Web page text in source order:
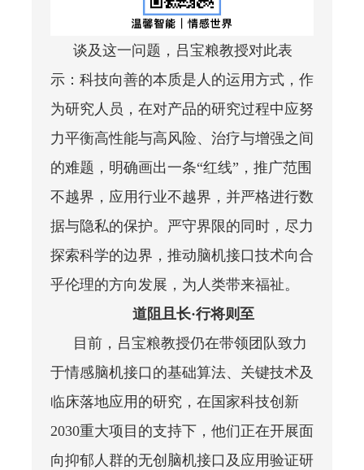
谈及这一问题，吕宝粮教授对此表
示：科技向善的本质是人的运用方式，作
为研究人员，在对产品的研究过程中应努
力平衡高性能与高风险、治疗与增强之间
的难题，明确画出一条“红线”，推广范围
不越界，应用行业不越界，并严格进行数
据与隐私的保护。严守界限的同时，尽力
探索科学的边界，推动脑机接口技术向合
乎伦理的方向发展，为人类带来福祉。
道阻且长·行将则至
目前，吕宝粮教授仍在带领团队致力
于情感脑机接口的基础算法、关键技术及
临床落地应用的研究，在国家科技创新
2030重大项目的支持下，他们正在开展面
向抑郁人群的无创脑机接口及应用验证研